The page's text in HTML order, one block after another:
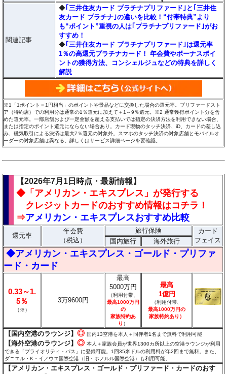
関連記事
◆ ｢三井住友カード プラチナプリファード｣と｢三井住
友カード プラチナ｣の違いを比較！“付帯特典”より
も“ポイント”重視の人は｢プラチナプリファード｣がお
すすめ！
◆ ｢三井住友カード プラチナプリファード｣は還元率
1％の高還元プラチナカード！ 年会費やボーナスポイ
ントの獲得方法、コンシェルジュなどの特典を詳しく
解説
※1「1ポイント＝1円相当」のポイントや景品などに交換した場合の還元率。プリファードスト
ア（特約店）での利用分は通常の1％還元に加えて＋1～9％還元。※2 通常獲得ポイント分を含
めた還元率。一部店舗および一定金額を超える支払いでは指定の決済方法を利用できない場合、
または指定のポイント還元にならない場合あり。カード現物のタッチ決済、iD、カードの差し込
み、磁気取引による決済は最大7％還元の対象外。スマホのタッチ決済の対象店舗とモバイルオ
ーダーの対象店舗は異なる。詳しくはサービス詳細ページを要確認。
【2026年7月1日時点・最新情報】
◆「アメリカン・エキスプレス」が発行する
クレジットカードのおすすめ情報はコチラ！
⇒アメリカン・エキスプレスおすすめ比較
還元率
年会費
（税込）
旅行保険
カード
フェイス
国内旅行 海外旅行
◆アメリカン・エキスプレス・ゴールド・プリファ
ード・カード
0.33～1.
5％
（※）
3万9600円
最高
5000万円
（利用付帯、
最高1000万円
の
家族特約あ
り ）
最高
1億円
（利用付帯、
最高1000万円の
家族特約あり）
【国内空港のラウンジ】◎国内13空港を本人＋同伴者1名まで無料で利用可能
【海外空港のラウンジ】◎ 本人＋家族会員が世界1300カ所以上の空港ラウンジが利用
できる「プライオリティ・パス」に登録可能。1回35米ドルの利用料が年2回まで無料。また、
ダニエル・K・イノウエ国際空港（旧・ホノルル国際空港）も利用可能。
【アメリカン・エキスプレス・ゴールド・プリファード・カードのおす